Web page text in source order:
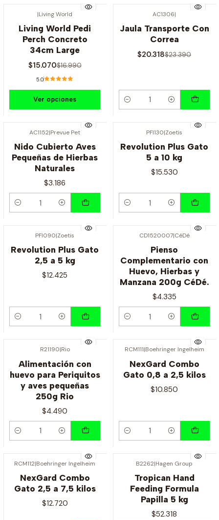
|Living World
Living World Pedi
Perch Concreto
34cm Large
$15.070$16.990
5.0
Ver opciones
AC1306|
Jaula Transporte Con
Correa
$20.318$23.390
Cantidad
AC1152|Prevue Pet
Nido Cubierto Aves
Pequeñas de Hierbas
Naturales
$3.186
Cantidad
PFI130|Zoetis
Revolution Plus Gato
5 a 10 kg
$15.530
Cantidad
PFI090|Zoetis
Revolution Plus Gato
2,5 a 5 kg
$12.425
Cantidad
CD1520007|CéDé
Pienso
Complementario con
Huevo, Hierbas y
Manzana 200g CéDé.
$4.335
Cantidad
R21190|Rio
Alimentación con
huevo para Periquitos
y aves pequeñas
250g Rio
$4.490
Cantidad
RCM111|Boehringer Ingelheim
NexGard Combo
Gato 0,8 a 2,5 kilos
$10.850
Cantidad
RCM112|Boehringer Ingelheim
NexGard Combo
Gato 2,5 a 7,5 kilos
$12.720
B2262|Hagen Group
Tropican Hand
Feeding Formula
Papilla 5 kg
$52.318